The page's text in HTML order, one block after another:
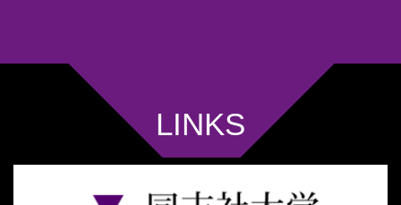
LINKS